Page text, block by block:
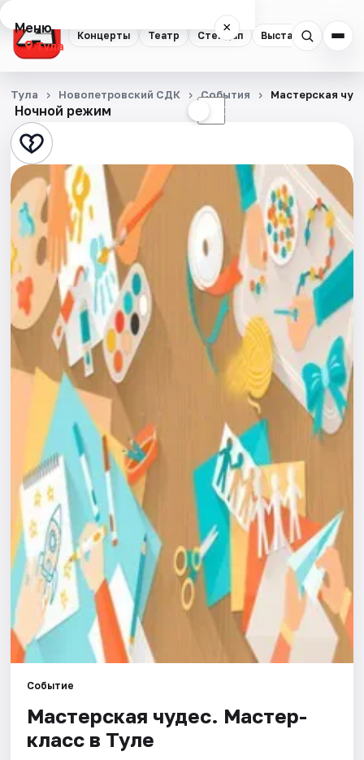
Концерты Театр Стендап Выставки
Меню ×
Тула
Концерты
Театр
Стендап
Выставки
Квесты
Экскурсии
Спорт
События
Города
Площадки
Артисты
Рейтинги
Ночной режим ☾
Тула Новопетровский СДК События Мастерская
Событие
Мастерская чудес. Мастер-
класс в Туле